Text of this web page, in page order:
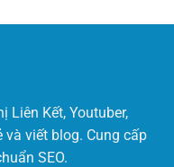
Liên Kết, Youtuber,
viết blog. Cung cấp
SEO.